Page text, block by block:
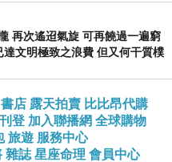
再次遙迢氣旋 可再饒過一遍窮
達文明極致之浪費 但又何干質樸
書店 露天拍賣 比比昂代購
登 加入聯播網 全球購物
旅遊 服務中心
雜誌 星座命理 會員中心